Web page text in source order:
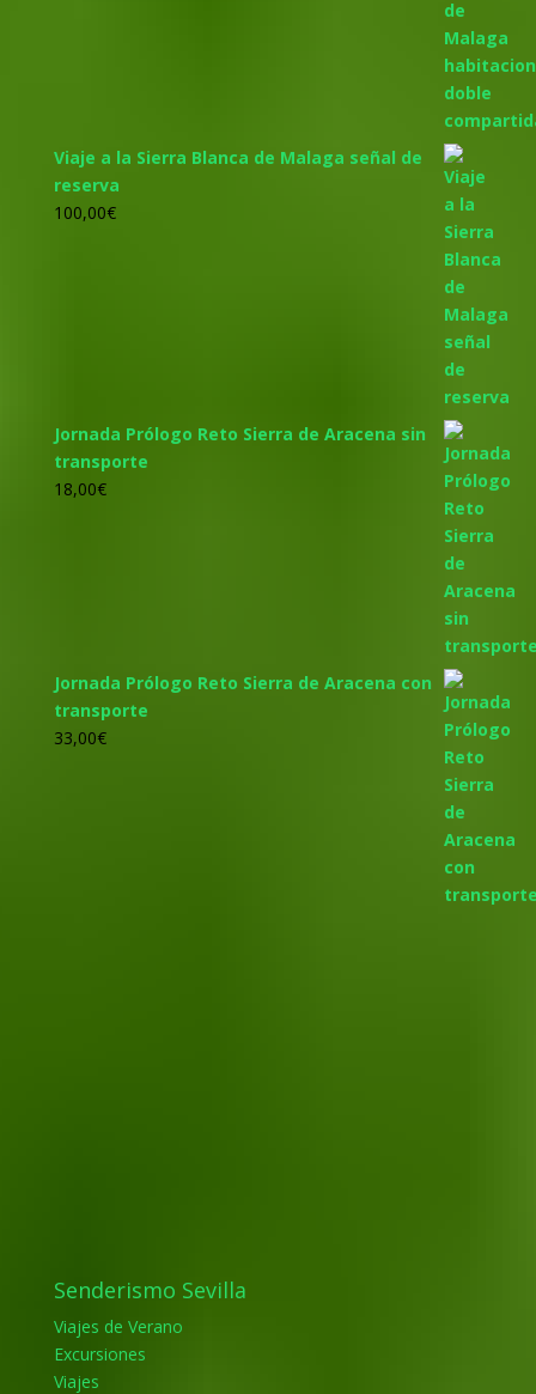
Viaje a la Sierra Blanca de Malaga señal de
reserva
100,00€
Jornada Prólogo Reto Sierra de Aracena sin
transporte
18,00€
Jornada Prólogo Reto Sierra de Aracena con
transporte
33,00€
Senderismo Sevilla
Viajes de Verano
Excursiones
Viajes